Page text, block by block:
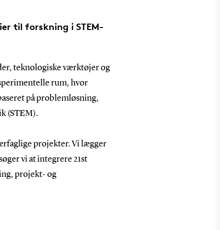
til forskning i STEM-
teknologiske værktøjer og
rum, hvor
på problemløsning,
(STEM).
projekter. Vi lægger
vi at integrere 21st
projekt- og